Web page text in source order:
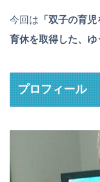
今回は 「双子の育
育休を取得した、ゆ
プロフィール